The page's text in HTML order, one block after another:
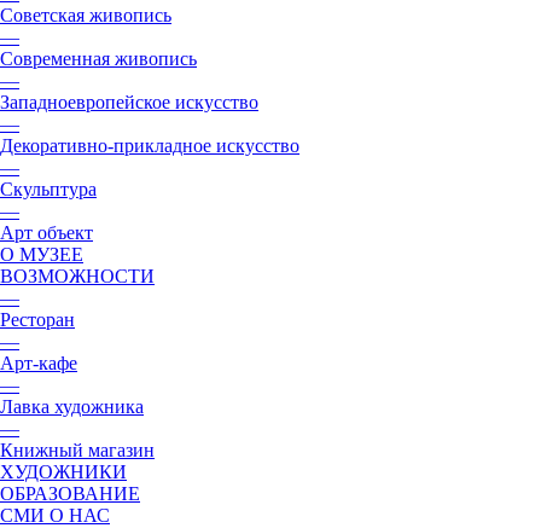
Советская живопись
—
Современная живопись
—
Западноевропейское искусство
—
Декоративно-прикладное искусство
—
Скульптура
—
Арт объект
О МУЗЕЕ
ВОЗМОЖНОСТИ
—
Ресторан
—
Арт-кафе
—
Лавка художника
—
Книжный магазин
ХУДОЖНИКИ
ОБРАЗОВАНИЕ
СМИ О НАС